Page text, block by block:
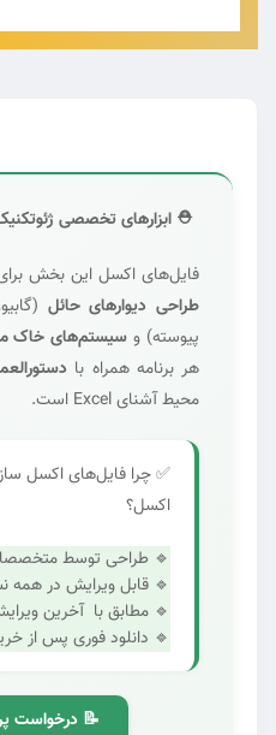
⛑️ ابزارهای تخصصی
فایل‌های اکسل این بخش
طراحی دیوارهای حائل
پیوسته) و سیستم‌های خاک
هر برنامه همراه با
محیط آشنای Excel است.
✅ چرا فایل‌های اکسل
اکسل؟
🔹 طراحی توسط
🔹 قابل ویرایش در
🔹 مطابق با آخرین
🔹 دانلود فوری پس از
📝 درخواست